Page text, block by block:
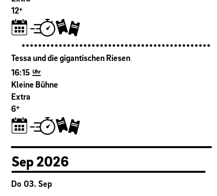
12+
Tessa und die gigantischen Riesen
16:15 Uhr
6+
Kleine Bühne
Extra
Sep2026
Do 03. Sep